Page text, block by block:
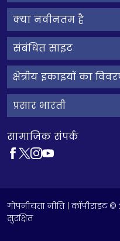
क्‍या नवीनतम है
संबंधित साइट
क्षेत्रीय इकाइयों का
प्रसार भारती
सामाजिक संपर्क
गोपनीयता नीति | कॉपीराइट
सुरक्षित